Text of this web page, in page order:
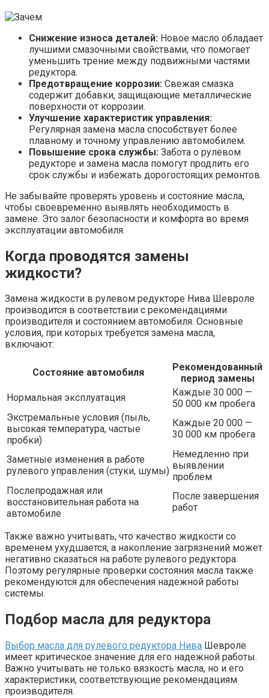
Снижение износа деталей: Новое масло обладает
лучшими смазочными свойствами, что помогает
уменьшить трение между подвижными частями
редуктора.
Предотвращение коррозии: Свежая смазка
содержит добавки, защищающие металлические
поверхности от коррозии.
Улучшение характеристик управления:
Регулярная замена масла способствует более
плавному и точному управлению автомобилем.
Повышение срока службы: Забота о рулевом
редукторе и замена масла помогут продлить его
срок службы и избежать дорогостоящих ремонтов.
Не забывайте проверять уровень и состояние масла,
чтобы своевременно выявлять необходимость в
замене. Это залог безопасности и комфорта во время
эксплуатации автомобиля.
Когда проводятся замены
жидкости?
Замена жидкости в рулевом редукторе Нива Шевроле
производится в соответствии с рекомендациями
производителя и состоянием автомобиля. Основные
условия, при которых требуется замена масла,
включают:
Состояние автомобиля
Рекомендованный
период замены
Нормальная эксплуатация
Каждые 30 000 —
50 000 км пробега
Экстремальные условия (пыль,
высокая температура, частые
пробки)
Каждые 20 000 —
30 000 км пробега
Заметные изменения в работе
рулевого управления (стуки, шумы)
Немедленно при
выявлении
проблем
Послепродажная или
восстановительная работа на
автомобиле
После завершения
работ
Также важно учитывать, что качество жидкости со
временем ухудшается, а накопление загрязнений может
негативно сказаться на работе рулевого редуктора.
Поэтому регулярные проверки состояния масла также
рекомендуются для обеспечения надежной работы
системы.
Подбор масла для редуктора
Выбор масла для рулевого редуктора Нива Шевроле
имеет критическое значение для его надежной работы.
Важно учитывать не только вязкость масла, но и его
характеристики, соответствующие рекомендациям
производителя.